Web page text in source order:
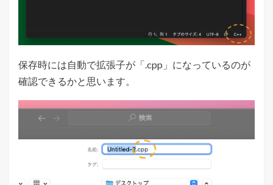
保存時には自動で拡張子が「.cpp」になっているのが
確認できるかと思います。